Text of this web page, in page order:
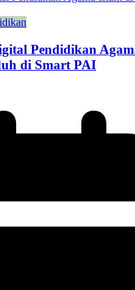
Pendidikan
di Smart PAI